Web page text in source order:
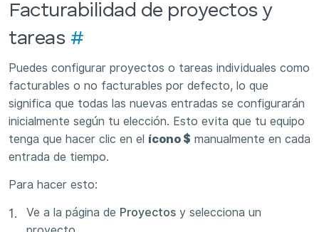
Facturabilidad de proyectos y
tareas #
Puedes configurar proyectos o tareas individuales como
facturables o no facturables por defecto, lo que
significa que todas las nuevas entradas se configurarán
inicialmente según tu elección. Esto evita que tu equipo
tenga que hacer clic en el ícono $ manualmente en cada
entrada de tiempo.
Para hacer esto:
Ve a la página de Proyectos y selecciona un